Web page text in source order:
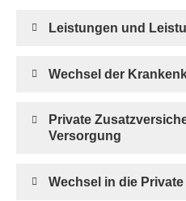
Leistungen und
Wechsel der
Private
Versorgung
Wechsel in die